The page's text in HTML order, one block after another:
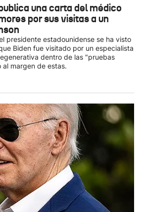
una carta del médico
por sus visitas a un
presidente estadounidense se ha visto
Biden fue visitado por un especialista
dentro de las "pruebas
al margen de estas.